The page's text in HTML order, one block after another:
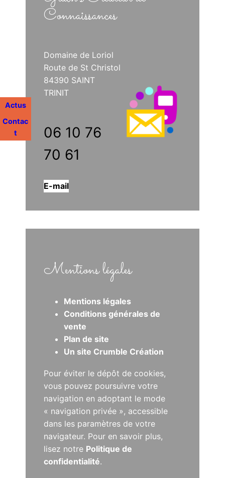
Actus
Contac
t
Connaissances
Domaine de Loriol
Route de St Christol
84390 SAINT
TRINIT
06 10 76
70 61
E-mail
Mentions légales
Mentions légales
Conditions générales de
vente
Plan de site
Un site Crumble Création
Pour éviter le dépôt de cookies,
vous pouvez poursuivre votre
navigation en adoptant le mode
« navigation privée », accessible
dans les paramètres de votre
navigateur. Pour en savoir plus,
lisez notre Politique de
confidentialité.